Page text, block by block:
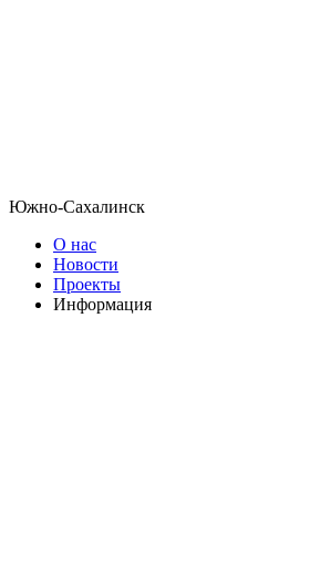
Южно-Сахалинск
О нас
Новости
Проекты
Информация